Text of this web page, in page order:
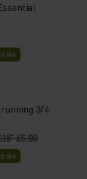
3/4
65.00